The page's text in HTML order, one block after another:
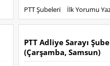
PTT Şubeleri İlk Yorumu
PTT Adliye Sarayı Şube
(Çarşamba, Samsun)